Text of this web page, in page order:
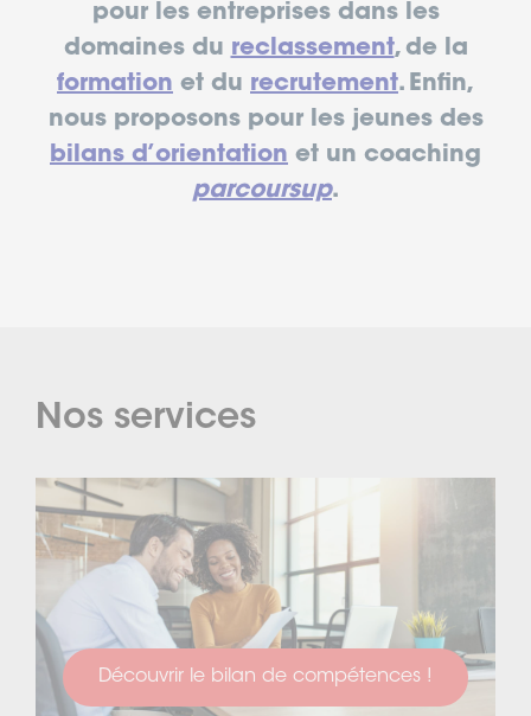
pour les entreprises dans les
domaines du reclassement, de la
formation et du recrutement. Enfin,
nous proposons pour les jeunes des
bilans d’orientation et un coaching
parcoursup.
Nos services
Découvrir le bilan de compétences !